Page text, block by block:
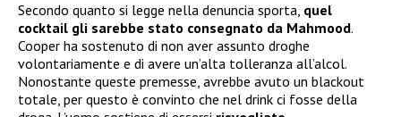
Secondo quanto si legge nella denuncia sporta, quel
cocktail gli sarebbe stato consegnato da Mahmood.
Cooper ha sostenuto di non aver assunto droghe
volontariamente e di avere un’alta tolleranza all’alcol.
Nonostante queste premesse, avrebbe avuto un blackout
totale, per questo è convinto che nel drink ci fosse della